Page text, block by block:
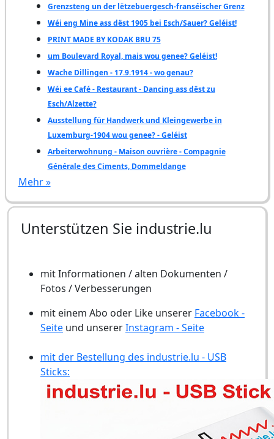
Grenzsteng un der lëtzebuergesch-franséischer Grenz
Wéi eng Mine ass dëst 1905 bei Esch/Sauer? Geléist!
PRINT MADE BY KODAK BRU 75
um Boulevard Royal, mais wou genee? Geléist!
Wache Dillingen - 17.9.1914 - wo genau?
Wéi ee Café - Restaurant - Dancing ass dëst zu
Esch/Alzette?
Ausstellung für Handwerk und Kleingewerbe in
Luxemburg-1904 wou genee? - Geléist
Arbeiterwohnung - Maison ouvrière - Compagnie
Générale des Ciments, Dommeldange
Mehr »
Unterstützen Sie industrie.lu
mit Informationen / alten Dokumenten /
Fotos / Verbesserungen
mit einem Abo oder Like unserer Facebook -
Seite und unsererInstagram - Seite
mit der Bestellung des industrie.lu - USB
Sticks: